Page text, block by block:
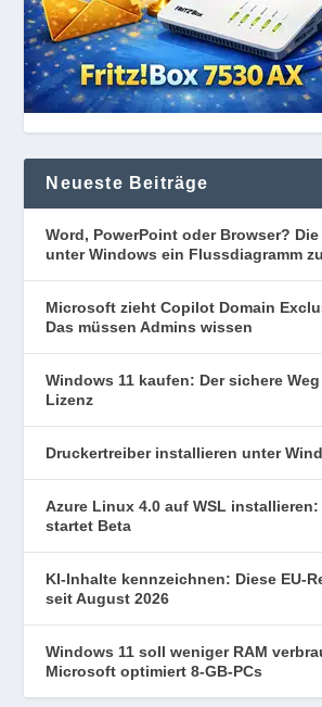
Neueste Beiträge
Word, PowerPoint oder Browser?
unter Windows ein Flussdiagramm
Microsoft zieht Copilot Domain
Das müssen Admins wissen
Windows 11 kaufen: Der sichere
Lizenz
Druckertreiber installieren unter
Azure Linux 4.0 auf WSL
startet Beta
KI-Inhalte kennzeichnen: Diese EU-
seit August 2026
Windows 11 soll weniger RAM
Microsoft optimiert 8-GB-PCs